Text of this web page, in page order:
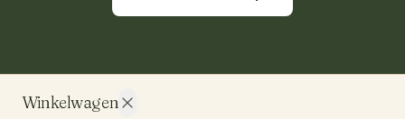
Winkelwagen